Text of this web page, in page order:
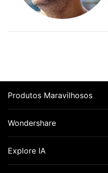
Produtos Maravilhosos
Wondershare
Explore IA